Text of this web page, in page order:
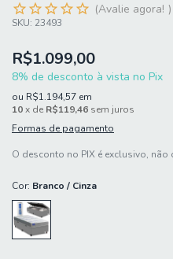
Avalie agora!
SKU: 23493
R$1.099,00
8% de desconto à vista no Pix
ou R$1.194,57 em
10x de R$119,46 sem juros
Formas de pagamento
O desconto no PIX é exclusivo,
Cor: Branco / Cinza